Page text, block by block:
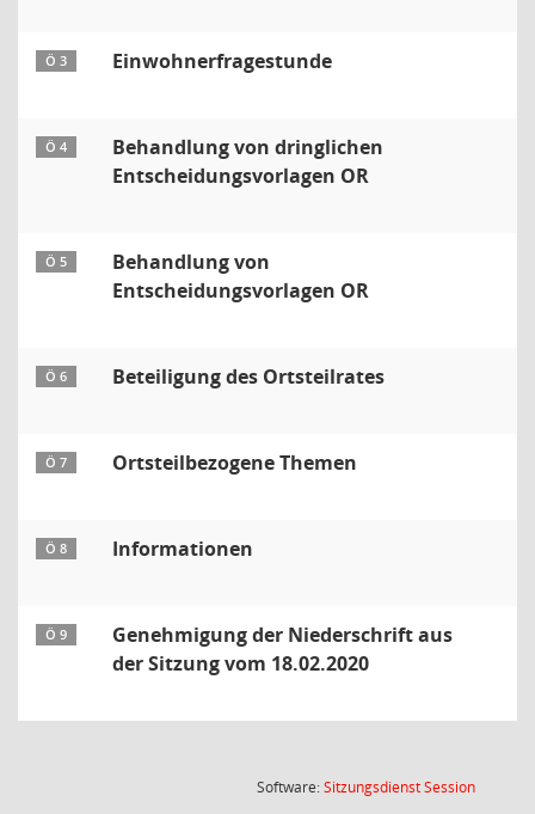
Ö 3 Einwohnerfragestunde
Ö 4
Behandlung von dringlichen
Entscheidungsvorlagen OR
Ö 5
Behandlung von
Entscheidungsvorlagen OR
Ö 6 Beteiligung des Ortsteilrates
Ö 7 Ortsteilbezogene Themen
Ö 8 Informationen
Ö 9
Genehmigung der Niederschrift aus
der Sitzung vom 18.02.2020
Software:SitzungsdienstSession(Wird in